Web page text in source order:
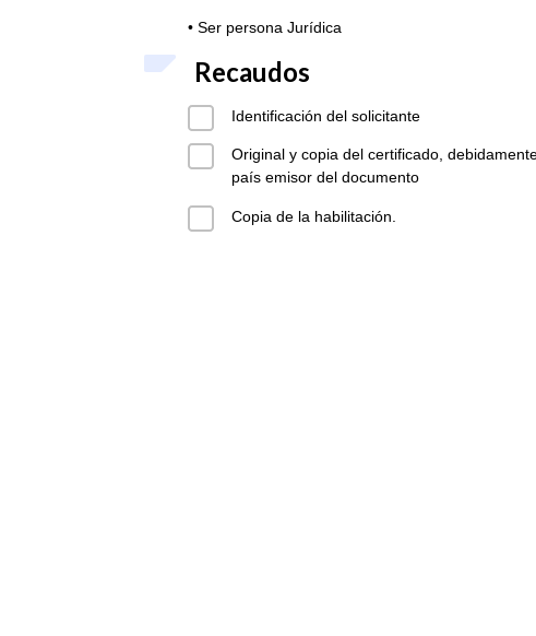
• Ser persona Jurídica
Recaudos
Identificación del solicitante
Original y copia del certificado,
país emisor del documento
Copia de la habilitación.